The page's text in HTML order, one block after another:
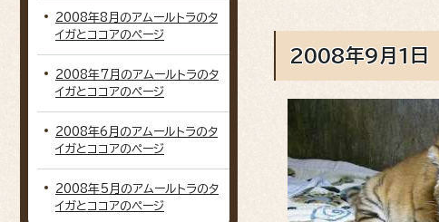
2008年9月1日
2008年8月のアムールトラのタ
イガとココアのページ
2008年7月のアムールトラのタ
イガとココアのページ
2008年6月のアムールトラのタ
イガとココアのページ
2008年5月のアムールトラのタ
イガとココアのページ